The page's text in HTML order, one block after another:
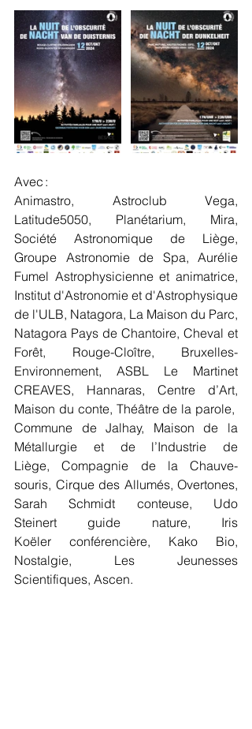
Avec :
Animastro, Astroclub Vega,
Latitude5050, Planétarium, Mira,
Société Astronomique de Liège,
Groupe Astronomie de Spa, Aurélie
Fumel Astrophysicienne et animatrice,
Institut d'Astronomie et d'Astrophysique
de l'ULB, Natagora, La Maison du Parc,
Natagora Pays de Chantoire, Cheval et
Forêt, Rouge-Cloître, Bruxelles-
Environnement, ASBL Le Martinet
CREAVES, Hannaras, Centre d’Art,
Maison du conte, Théâtre de la parole,
Commune de Jalhay, Maison de la
Métallurgie et de l’Industrie de
Liège, Compagnie de la Chauve-
souris, Cirque des Allumés, Overtones,
Sarah Schmidt conteuse, Udo
Steinert guide nature, Iris
Koëler conférencière, Kako Bio,
Nostalgie, Les Jeunesses
Scientifiques, Ascen.